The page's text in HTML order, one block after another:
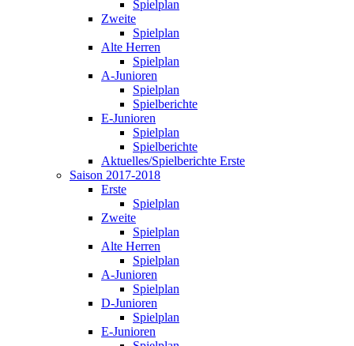
Spielplan
Zweite
Spielplan
Alte Herren
Spielplan
A-Junioren
Spielplan
Spielberichte
E-Junioren
Spielplan
Spielberichte
Aktuelles/Spielberichte Erste
Saison 2017-2018
Erste
Spielplan
Zweite
Spielplan
Alte Herren
Spielplan
A-Junioren
Spielplan
D-Junioren
Spielplan
E-Junioren